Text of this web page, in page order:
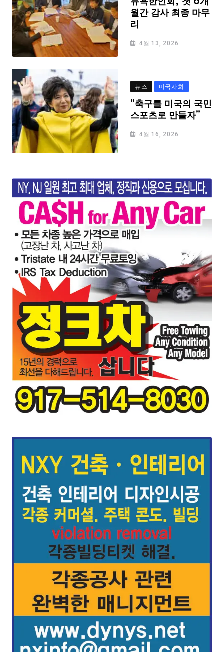
월간 감사 최종 마무
리
4월 13, 2026
뉴스 미국사회
“축구를 미국의 국민
스포츠로 만들자”
4월 16, 2026